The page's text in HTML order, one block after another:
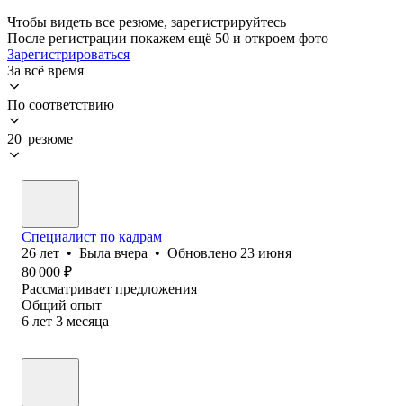
Чтобы видеть все резюме, зарегистрируйтесь
После регистрации покажем ещё 50 и откроем фото
Зарегистрироваться
За всё время
По соответствию
20 резюме
Специалист по кадрам
26 лет • Была вчера • Обновлено 23 июня
80 000 ₽
Рассматривает предложения
Общий опыт
6 лет 3 месяца